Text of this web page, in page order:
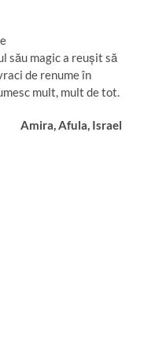
său magic a reuşit să
de renume în
mult, mult de tot.
Israel